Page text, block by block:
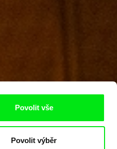
Povolit vše
Povolit výběr